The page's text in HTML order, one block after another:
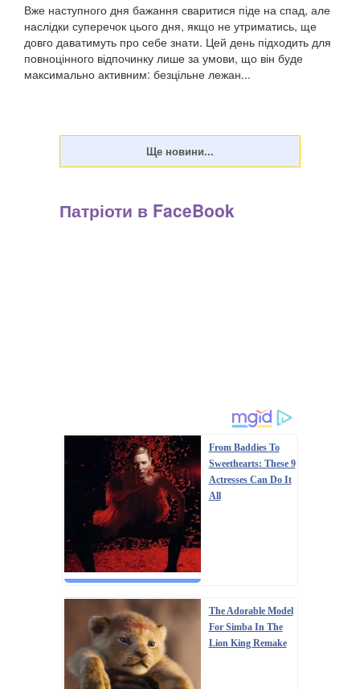
Вже наступного дня бажання сваритися піде на спад, але
наслідки суперечок цього дня, якщо не утриматись, ще
довго даватимуть про себе знати. Цей день підходить для
повноцінного відпочинку лише за умови, що він буде
максимально активним: безцільне лежан...
Патріоти в FaceBook
From Baddies To
Sweethearts: These 9
Actresses Can Do It
All
The Adorable Model
For Simba In The
Lion King Remake